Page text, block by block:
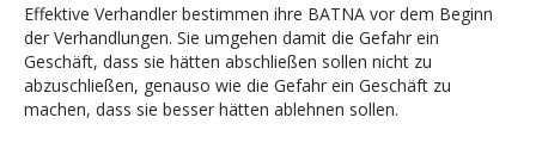
Effektive Verhandler bestimmen ihre BATNA vor dem Beginn
der Verhandlungen. Sie umgehen damit die Gefahr ein
Geschäft, dass sie hätten abschließen sollen nicht zu
abzuschließen, genauso wie die Gefahr ein Geschäft zu
machen, dass sie besser hätten ablehnen sollen.